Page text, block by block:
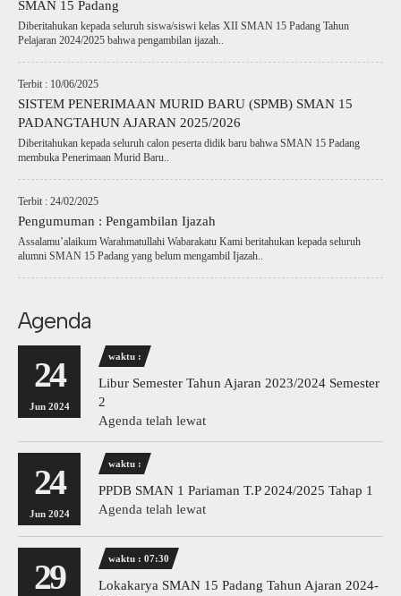
SMAN 15 Padang
Diberitahukan kepada seluruh siswa/siswi kelas XII SMAN 15 Padang Tahun
Pelajaran 2024/2025 bahwa pengambilan ijazah..
Terbit : 10/06/2025
SISTEM PENERIMAAN MURID BARU (SPMB) SMAN 15
PADANGTAHUN AJARAN 2025/2026
Diberitahukan kepada seluruh calon peserta didik baru bahwa SMAN 15 Padang
membuka Penerimaan Murid Baru..
Terbit : 24/02/2025
Pengumuman : Pengambilan Ijazah
Assalamu’alaikum Warahmatullahi Wabarakatu Kami beritahukan kepada seluruh
alumni SMAN 15 Padang yang belum mengambil Ijazah..
Agenda
24
Jun 2024
waktu :
Libur Semester Tahun Ajaran 2023/2024 Semester
2
Agenda telah lewat
24
Jun 2024
waktu :
PPDB SMAN 1 Pariaman T.P 2024/2025 Tahap 1
Agenda telah lewat
29 waktu : 07:30
Lokakarya SMAN 15 Padang Tahun Ajaran 2024-